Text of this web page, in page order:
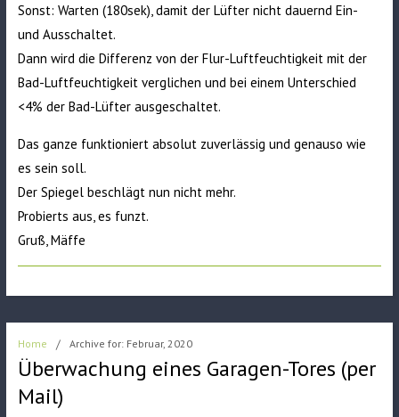
Sonst: Warten (180sek), damit der Lüfter nicht dauernd Ein-
und Ausschaltet.
Dann wird die Differenz von der Flur-Luftfeuchtigkeit mit der
Bad-Luftfeuchtigkeit verglichen und bei einem Unterschied
<4% der Bad-Lüfter ausgeschaltet.
Das ganze funktioniert absolut zuverlässig und genauso wie
es sein soll.
Der Spiegel beschlägt nun nicht mehr.
Probierts aus, es funzt.
Gruß, Mäffe
Home / Archive for: Februar, 2020
Überwachung eines Garagen-Tores (per
Mail)